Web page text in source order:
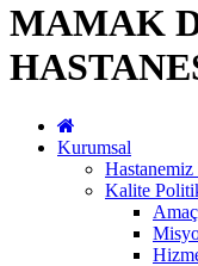
MAMAK
Kurumsal
Hastanemiz
Kalite